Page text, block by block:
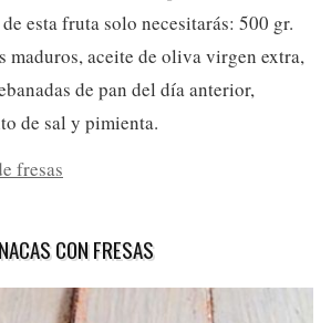
esta fruta solo necesitarás: 500 gr.
maduros, aceite de oliva virgen extra,
de pan del día anterior,
de sal y pimienta.
fresas
CON FRESAS